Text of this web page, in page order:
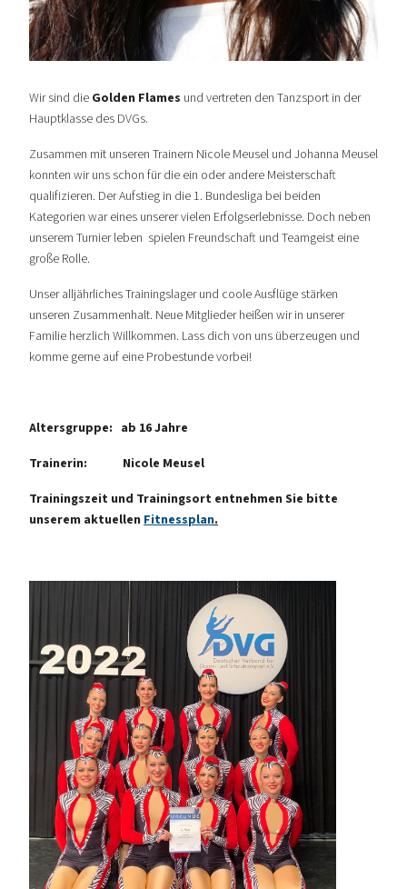
Wir sind die Golden Flames und vertreten den Tanzsport in der
Hauptklasse des DVGs.
Zusammen mit unseren Trainern Nicole Meusel und Johanna Meusel
konnten wir uns schon für die ein oder andere Meisterschaft
qualifizieren. Der Aufstieg in die 1. Bundesliga bei beiden
Kategorien war eines unserer vielen Erfolgserlebnisse. Doch neben
unserem Turnier leben spielen Freundschaft und Teamgeist eine
große Rolle.
Unser alljährliches Trainingslager und coole Ausflüge stärken
unseren Zusammenhalt. Neue Mitglieder heißen wir in unserer
Familie herzlich Willkommen. Lass dich von uns überzeugen und
komme gerne auf eine Probestunde vorbei!
Altersgruppe: ab 16 Jahre
Trainerin: Nicole Meusel
Trainingszeit und Trainingsort entnehmen Sie bitte
unserem aktuellen Fitnessplan.